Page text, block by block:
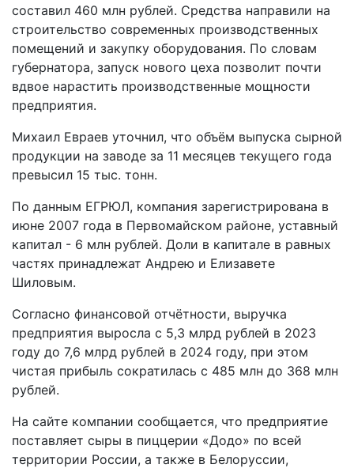
составил 460 млн рублей. Средства направили на
строительство современных производственных
помещений и закупку оборудования. По словам
губернатора, запуск нового цеха позволит почти
вдвое нарастить производственные мощности
предприятия.
Михаил Евраев уточнил, что объём выпуска сырной
продукции на заводе за 11 месяцев текущего года
превысил 15 тыс. тонн.
По данным ЕГРЮЛ, компания зарегистрирована в
июне 2007 года в Первомайском районе, уставный
капитал - 6 млн рублей. Доли в капитале в равных
частях принадлежат Андрею и Елизавете
Шиловым.
Согласно финансовой отчётности, выручка
предприятия выросла с 5,3 млрд рублей в 2023
году до 7,6 млрд рублей в 2024 году, при этом
чистая прибыль сократилась с 485 млн до 368 млн
рублей.
На сайте компании сообщается, что предприятие
поставляет сыры в пиццерии «Додо» по всей
территории России, а также в Белоруссии,